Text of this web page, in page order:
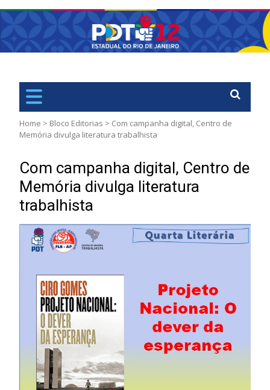
Home > Bloco Editorias > Com campanha digital, Centro de
Memória divulga literatura trabalhista
Com campanha digital, Centro de
Memória divulga literatura
trabalhista